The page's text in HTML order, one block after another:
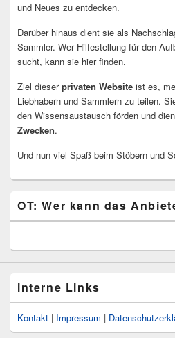
und Neues zu entdecken.
Darüber hinaus dient sie als
Sammler. Wer Hilfestellung für den
sucht, kann sie hier finden.
Ziel dieserprivaten Website ist es,
Liebhabern und Sammlern zu teilen.
den Wissensaustausch förden und
Zwecken.
Und nun viel Spaß beim Stöbern und
OT: Wer kann das
interne Links
Kontakt | Impressum |